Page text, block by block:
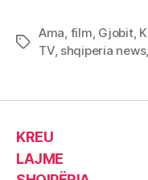
Tags
Ama film Gjobit,
TV, shqiperia news,
KREU
LAJME